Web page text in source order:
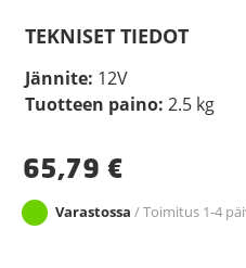
TEKNISET TIEDOT
Jännite: 12V
Tuotteen paino: 2.5 kg
65,79 €
Varastossa / Toimitus 1-4